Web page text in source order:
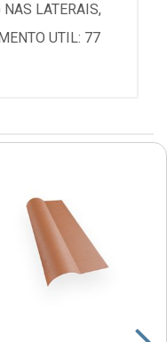
LATERAIS,
UTIL: 77